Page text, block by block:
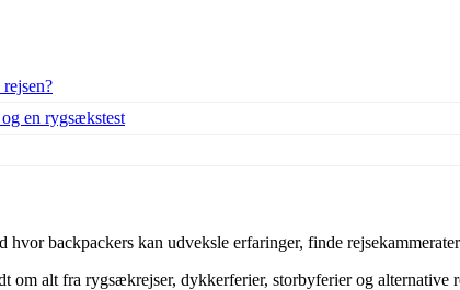
en rygsækstest
hvor backpackers kan udveksle erfaringer, finde
om alt fra rygsækrejser, dykkerferier, storbyferier og